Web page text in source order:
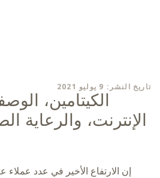
تاريخ النشر: 9 يوليو 2021
الكيتامين،
الإنترنت، والرعاية
إن الارتفاع الأخير في عدد عملاء